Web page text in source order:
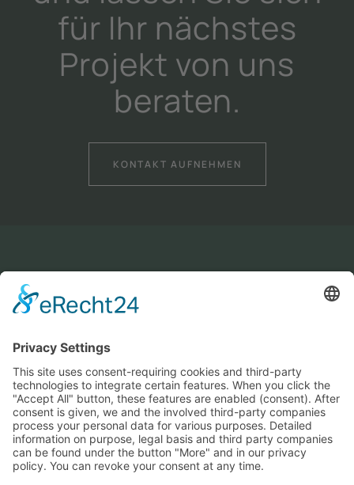
für Ihr nächstes
Projekt von uns
beraten.
KONTAKT AUFNEHMEN
GTD - Gewächshaustechnik
Montage und Vertriebs GmbH
Niedersedlitzer Straße 56-62
01257 Dresden
Telefon: +49 351 2 81 84 98
Fax: +49 351 2 81 84 99
E-Mail: info@gtd-dresden.de